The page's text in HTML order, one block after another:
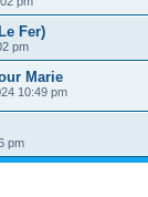
Fer)
pm
Marie
10:49 pm
pm